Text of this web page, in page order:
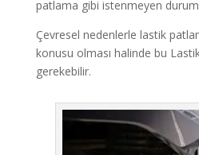
patlama gibi istenmeyen
Çevresel nedenlerle lastik
konusu olması halinde bu
gerekebilir.